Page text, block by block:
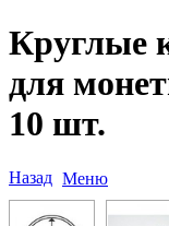
Круглые
для
10 шт.
Назад Меню